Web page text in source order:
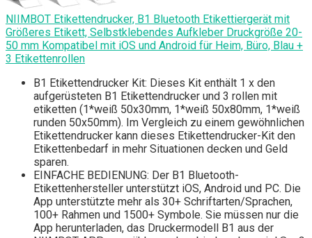
NIIMBOT Etikettendrucker, B1 Bluetooth Etikettiergerät mit
Größeres Etikett, Selbstklebendes Aufkleber Druckgröße 20-
50 mm Kompatibel mit iOS und Android für Heim, Büro, Blau +
3 Etikettenrollen
B1 Etikettendrucker Kit: Dieses Kit enthält 1 x den
aufgerüsteten B1 Etikettendrucker und 3 rollen mit
etiketten (1*weiß 50x30mm, 1*weiß 50x80mm, 1*weiß
runden 50x50mm). Im Vergleich zu einem gewöhnlichen
Etikettendrucker kann dieses Etikettendrucker-Kit den
Etikettenbedarf in mehr Situationen decken und Geld
sparen.
EINFACHE BEDIENUNG: Der B1 Bluetooth-
Etikettenhersteller unterstützt iOS, Android und PC. Die
App unterstützte mehr als 30+ Schriftarten/Sprachen,
100+ Rahmen und 1500+ Symbole. Sie müssen nur die
App herunterladen, das Druckermodell B1 aus der